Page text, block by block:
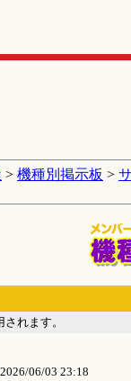
> 機種別掲示板 >
れます。
2026/06/03 23:18